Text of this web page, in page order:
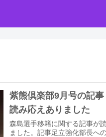
紫熊倶楽部9月号の記
読み応えありました
森島選手移籍に関する記事が
ました。記事足立強化部長へ